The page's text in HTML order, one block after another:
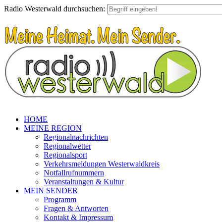
Radio Westerwald durchsuchen:
HOME
MEINE REGION
Regionalnachrichten
Regionalwetter
Regionalsport
Verkehrsmeldungen Westerwaldkreis
Notfallrufnummern
Veranstaltungen & Kultur
MEIN SENDER
Programm
Fragen & Antworten
Kontakt & Impressum